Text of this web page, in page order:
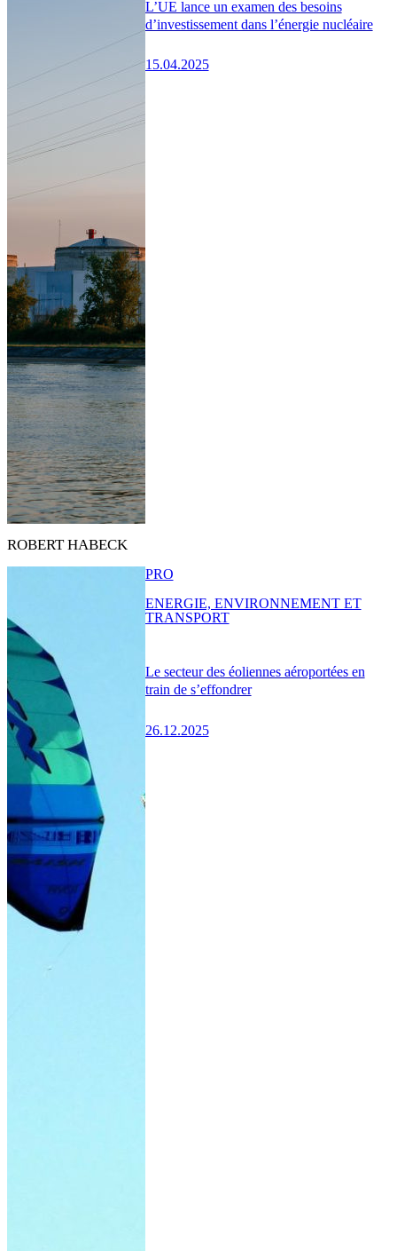
L’UE lance un examen des besoins
d’investissement dans l’énergie nucléaire
15.04.2025
ROBERT HABECK
Le secteur des éoliennes aéroportées en
train de s’effondrer
26.12.2025
PRO
ENERGIE, ENVIRONNEMENT ET
TRANSPORT